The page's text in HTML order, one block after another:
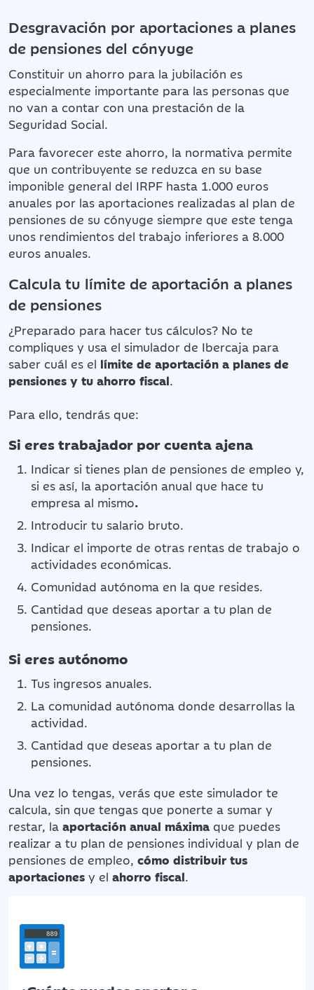
Desgravación por aportaciones a planes
de pensiones del cónyuge
Constituir un ahorro para la jubilación es
especialmente importante para las personas que
no van a contar con una prestación de la
Seguridad Social.
Para favorecer este ahorro, la normativa permite
que un contribuyente se reduzca en su base
imponible general del IRPF hasta 1.000 euros
anuales por las aportaciones realizadas al plan de
pensiones de su cónyuge siempre que este tenga
unos rendimientos del trabajo inferiores a 8.000
euros anuales.
Calcula tu límite de aportación a planes
de pensiones
¿Preparado para hacer tus cálculos? No te
compliques y usa el simulador de Ibercaja para
saber cuál es el límite de aportación a planes de
pensiones y tu ahorro fiscal.
Para ello, tendrás que:
Si eres trabajador por cuenta ajena
Indicar si tienes plan de pensiones de empleo y,
si es así, la aportación anual que hace tu
empresa al mismo.
Introducir tu salario bruto.
Indicar el importe de otras rentas de trabajo o
actividades económicas.
Comunidad autónoma en la que resides.
Cantidad que deseas aportar a tu plan de
pensiones.
Si eres autónomo
Tus ingresos anuales.
La comunidad autónoma donde desarrollas la
actividad.
Cantidad que deseas aportar a tu plan de
pensiones.
Una vez lo tengas, verás que este simulador te
calcula, sin que tengas que ponerte a sumar y
restar, la aportación anual máxima que puedes
realizar a tu plan de pensiones individual y plan de
pensiones de empleo, cómo distribuir tus
aportaciones y el ahorro fiscal.